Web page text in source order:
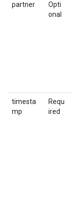
partner
Opti
onal
timesta
mp
Requ
ired